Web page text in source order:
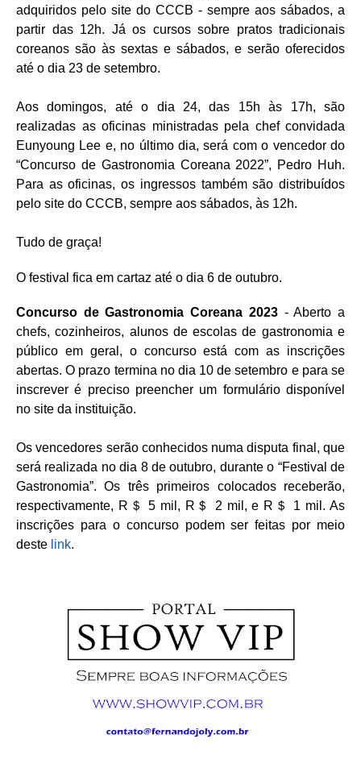
adquiridos pelo site do CCCB - sempre aos sábados, a
partir das 12h. Já os cursos sobre pratos tradicionais
coreanos são às sextas e sábados, e serão oferecidos
até o dia 23 de setembro.
Aos domingos, até o dia 24, das 15h às 17h, são
realizadas as oficinas ministradas pela chef convidada
Eunyoung Lee e, no último dia, será com o vencedor do
“Concurso de Gastronomia Coreana 2022”, Pedro Huh.
Para as oficinas, os ingressos também são distribuídos
pelo site do CCCB, sempre aos sábados, às 12h.
Tudo de graça!
O festival fica em cartaz até o dia 6 de outubro.
Concurso de Gastronomia Coreana 2023- Aberto a
chefs, cozinheiros, alunos de escolas de gastronomia e
público em geral, o concurso está com as inscrições
abertas. O prazo termina no dia 10 de setembro e para se
inscrever é preciso preencher um formulário disponível
no site da instituição.
Os vencedores serão conhecidos numa disputa final, que
será realizada no dia 8 de outubro, durante o “Festival de
Gastronomia”. Os três primeiros colocados receberão,
respectivamente, R＄ 5 mil, R＄ 2 mil, e R＄ 1 mil. As
inscrições para o concurso podem ser feitas por meio
deste link.